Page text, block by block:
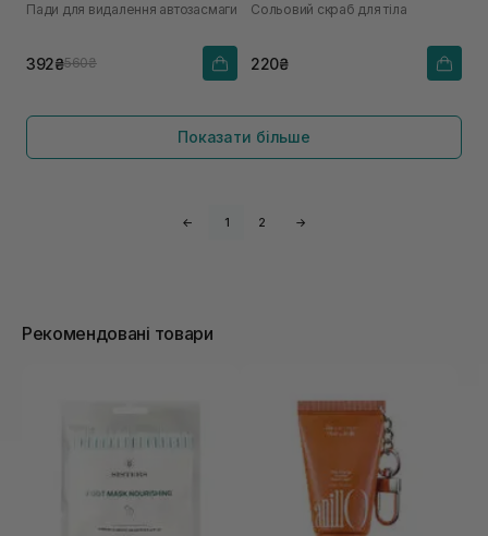
Пади для видалення автозасмаги
392₴560₴
саше х 60 г
Сольовий скраб для тіла
220₴
Показати більше
← 1 2 →
Рекомендовані товари